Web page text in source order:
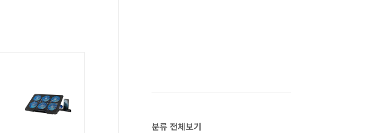
분류 전체보기